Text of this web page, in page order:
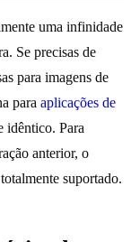
uma infinidade
Se precisas de
para imagens de
para aplicações de
idêntico. Para
anterior, o
suportado.